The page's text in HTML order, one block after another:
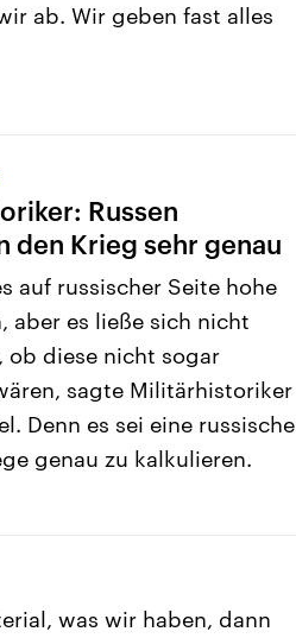
ab. Wir geben fast alles
Russen
den Krieg sehr genau
auf russischer Seite hohe
aber es ließe sich nicht
ob diese nicht sogar
sagte Militärhistoriker
Denn es sei eine russische
genau zu kalkulieren.
was wir haben, dann